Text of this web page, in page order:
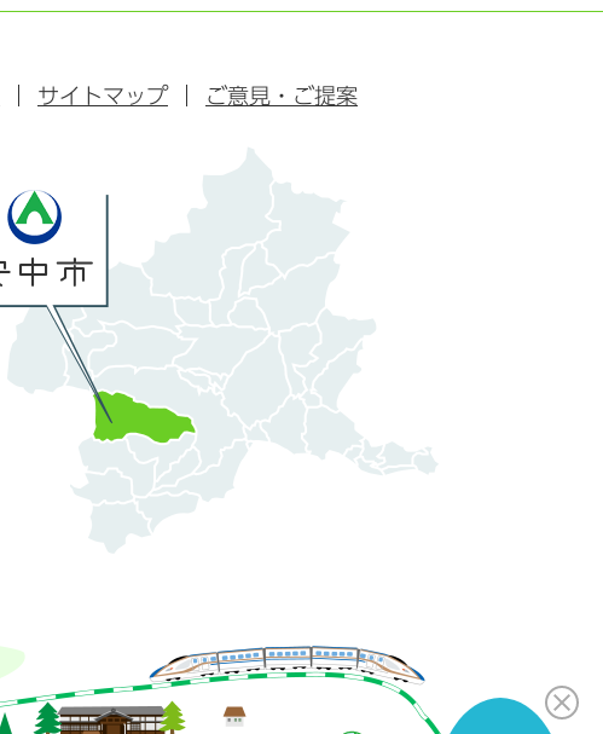
ラ
ム
サイトマップ ご意見・ご提案